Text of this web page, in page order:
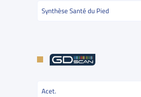
Synthèse Santé du Pied
Acet.